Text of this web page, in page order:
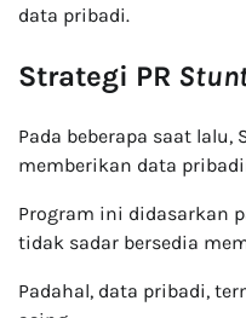
data pribadi.
Strategi PR
Pada beberapa saat
memberikan data
Program ini didasarkan
tidak sadar bersedia
Padahal, data pribadi,